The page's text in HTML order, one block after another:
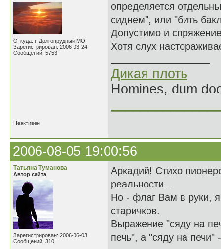
Откуда: г. Долгопрудный МО
Зарегистрирован: 2006-03-24
Сообщений: 5753
определяется
сиднем", или "бить
Допустимо и
Хотя слух
Дикая плоть
Homines, dum
Неактивен
2006-08-05 19:00:56
Татьяна Туманова
Автор сайта
Зарегистрирован: 2006-06-03
Сообщений: 310
Аркадий! Стихо
реальности...
Но - флаг Вам в руки, я
старичков.
Выражение "сяду на
печь", а "сяду на печи"